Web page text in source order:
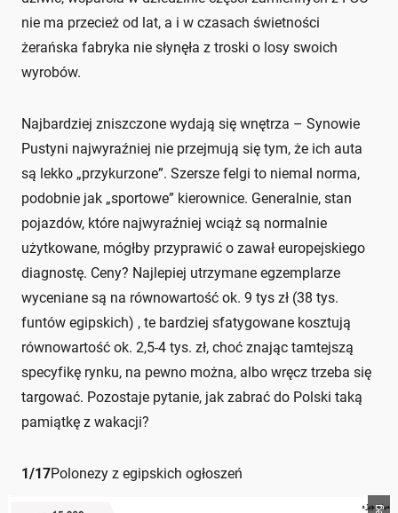
nie ma przecież od lat, a i w czasach świetności
żerańska fabryka nie słynęła z troski o losy swoich
wyrobów.
Najbardziej zniszczone wydają się wnętrza – Synowie
Pustyni najwyraźniej nie przejmują się tym, że ich auta
są lekko „przykurzone”. Szersze felgi to niemal norma,
podobnie jak „sportowe” kierownice. Generalnie, stan
pojazdów, które najwyraźniej wciąż są normalnie
użytkowane, mógłby przyprawić o zawał europejskiego
diagnostę. Ceny? Najlepiej utrzymane egzemplarze
wyceniane są na równowartość ok. 9 tys zł (38 tys.
funtów egipskich) , te bardziej sfatygowane kosztują
równowartość ok. 2,5-4 tys. zł, choć znając tamtejszą
specyfikę rynku, na pewno można, albo wręcz trzeba się
targować. Pozostaje pytanie, jak zabrać do Polski taką
pamiątkę z wakacji?
1/17Polonezy z egipskich ogłoszeń